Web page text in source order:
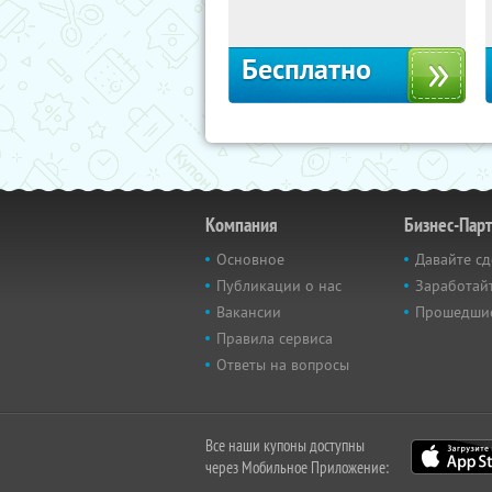
Бесплатно
Компания
Основное
Публикации о нас
Вакансии
Правила сервиса
Ответы на вопросы
Бизнес-
Давайте
Все наши купоны доступны
через Мобильное Приложение: